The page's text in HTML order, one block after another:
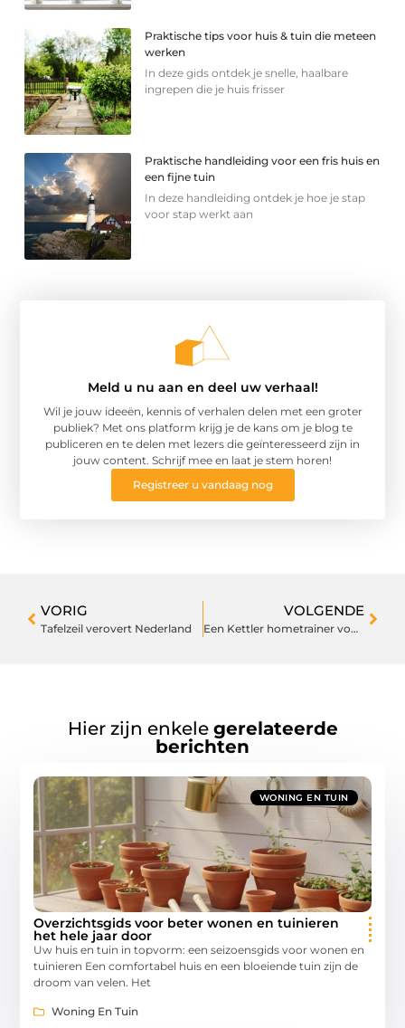
Praktische tips voor huis & tuin die meteen
werken
In deze gids ontdek je snelle, haalbare
ingrepen die je huis frisser
Praktische handleiding voor een fris huis en
een fijne tuin
In deze handleiding ontdek je hoe je stap
voor stap werkt aan
Meld u nu aan en deel uw verhaal!
Wil je jouw ideeën, kennis of verhalen delen met een groter
publiek? Met ons platform krijg je de kans om je blog te
publiceren en te delen met lezers die geïnteresseerd zijn in
jouw content. Schrijf mee en laat je stem horen!
Registreer u vandaag nog
VORIG
Tafelzeil verovert Nederland
VOLGENDE
Een Kettler hometrainer voor iedereen die wil bewegen
Hier zijn enkele gerelateerde
berichten
WONING EN TUIN
Overzichtsgids voor beter wonen en tuinieren
het hele jaar door
Uw huis en tuin in topvorm: een seizoensgids voor wonen en
tuinieren Een comfortabel huis en een bloeiende tuin zijn de
droom van velen. Het
Woning En Tuin